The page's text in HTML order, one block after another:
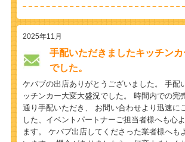
2025年11月
手配いただきましたキッチン
でした。
ケバブの出店ありがとうございました。 手配
ッチンカー大変大盛況でした。 時間内での完
通り手配いただき、 お問い合わせより迅速に
した、イベントパートナーご担当者様へも心
ます。 ケバブ出店してくださった業者様へも